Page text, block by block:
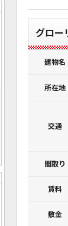
グロー
建物名
所在地
交通
間取り
賃料
敷金